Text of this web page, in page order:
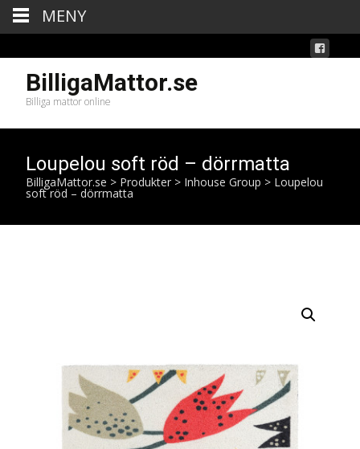
BilligaMattor.se
Billiga mattor online
Loupelou soft röd – dörrmatta
BilligaMattor.se > Produkter > Inhouse Group > Loupelou
soft röd – dörrmatta
MENY